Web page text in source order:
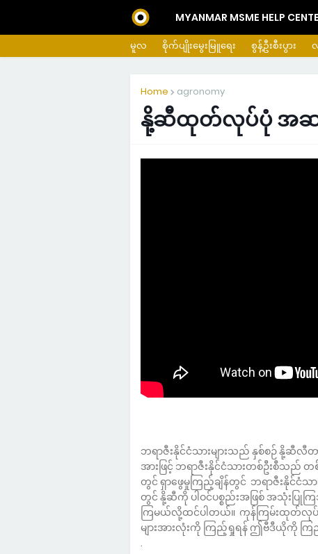
MYANMAR MSME HELP
မူလ စိုက်ပျိုးမွေးမြူရေး စွန့်ဦးစီးပွား
Home agronomy
နို့ဆီထုတ်လုပ်ပုံ အဆ
ဘရာဇီးနိုင်ငံသားများသည် နှစ်စဉ် နို့ဆီလီ
အားဖြင့် ဘရာဇီးနိုင်ငံသားတစ်ဦးစီသည်
တွင် ရှာဖွေမှုကြည့်ချိန်တွင် ဘရာဇီးနိုင်ငံသ
တွင် နို့ဆီကို ပါဝင်ပစ္စည်းအဖြစ် အသုံး
ကြမယ်လို့ထင်ပါတယ်။ ကုန်ကြမ်းထုတ်လုပ်ခ
များအားလုံးကို ကြည့်ရှုရန် ဤဗီဒီယိုကို ကြ
.